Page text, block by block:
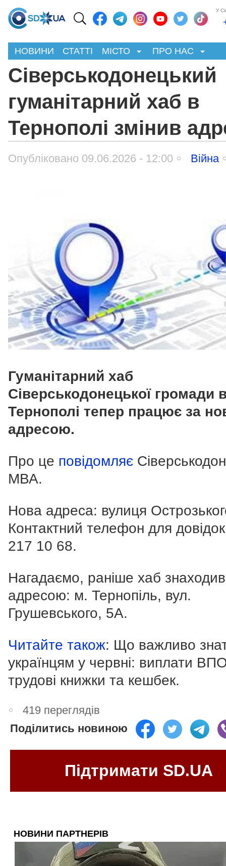
У
НОВИНИ СТАТТІ МІСТО ПРО НАС
Сіверськодонецький
гуманітарний хаб в
Тернополі змінив
Опубліковано 09.06.2026 - 12:00 Війна
Гуманітарний хаб
Сіверськодонецької громади
Тернополі тепер працює за
адресою.
Про це повідомляє
МВА.
Нова адреса: вулиця
Контактний телефон для
217 10 68.
Нагадаємо, раніше хаб
адресою: м. Тернопіль, вул.
Грушевського, 5А.
Читайте також: Що важливо
українцям у червні: виплати
трудові книжки та кешбек.
419 переглядів
Поділитись новиною
Підтримати SD.UA